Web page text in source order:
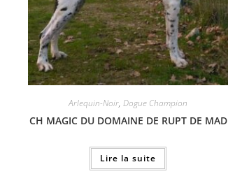
Arlequin-Noir, Dogue Champion
CH MAGIC DU DOMAINE DE RUPT DE MAD
Lire la suite